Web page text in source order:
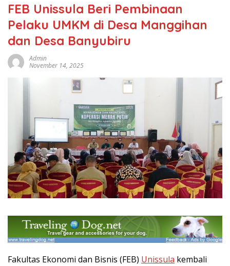
FEB Unissula Beri Pembinaan
Pelaku UMKM di Desa Manggihan
dan Desa Banyubiru
Admin
November 14, 2025
Fakultas Ekonomi dan Bisnis (FEB) Unissula kembali